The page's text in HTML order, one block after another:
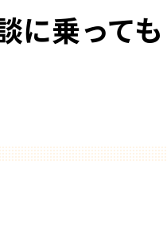
に乗って